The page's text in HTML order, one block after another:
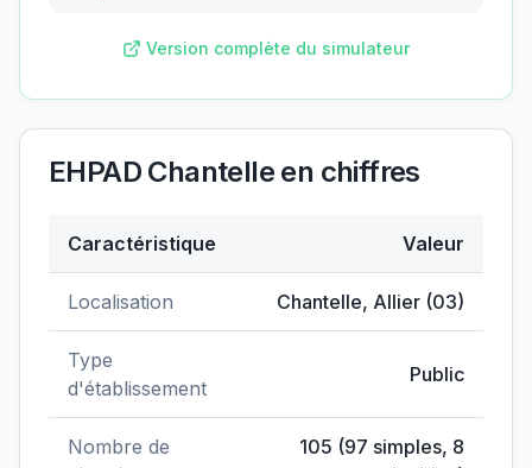
Version complète du simulateur
EHPAD Chantelle en chiffres
Caractéristique Valeur
Localisation Chantelle, Allier (03)
Type
d'établissement
Public
Nombre de
105 (97 simples, 8